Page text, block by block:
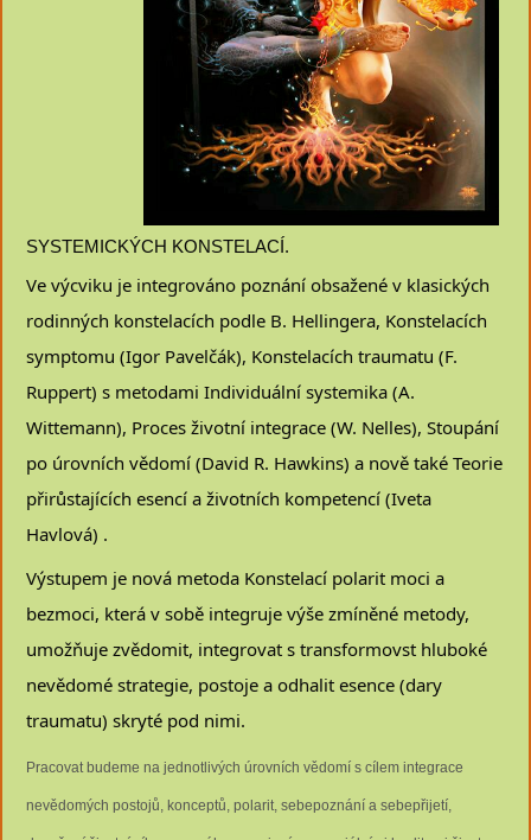
SYSTEMICKÝCH KONSTELACÍ.
Ve výcviku je integrováno poznání obsažené v klasických
rodinných konstelacích podle B. Hellingera, Konstelacích
symptomu (Igor Pavelčák), Konstelacích traumatu (F.
Ruppert) s metodami Individuální systemika (A.
Wittemann), Proces životní integrace (W. Nelles), Stoupání
po úrovních vědomí (David R. Hawkins) a nově také Teorie
přirůstajících esencí a životních kompetencí (Iveta
Havlová) .
Výstupem je nová metoda Konstelací polarit moci a
bezmoci, která v sobě integruje výše zmíněné metody,
umožňuje zvědomit, integrovat s transformovst hluboké
nevědomé strategie, postoje a odhalit esence (dary
traumatu) skryté pod nimi.
Pracovat budeme na jednotlivých úrovních vědomí s cílem integrace
nevědomých postojů, konceptů, polarit, sebepoznání a sebepřijetí,